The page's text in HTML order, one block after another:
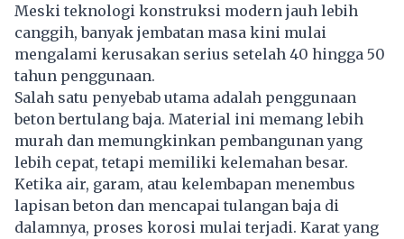
Meski teknologi konstruksi modern jauh lebih
canggih, banyak jembatan masa kini mulai
mengalami kerusakan serius setelah 40 hingga 50
tahun penggunaan.
Salah satu penyebab utama adalah penggunaan
beton bertulang baja. Material ini memang lebih
murah dan memungkinkan pembangunan yang
lebih cepat, tetapi memiliki kelemahan besar.
Ketika air, garam, atau kelembapan menembus
lapisan beton dan mencapai tulangan baja di
dalamnya, proses korosi mulai terjadi. Karat yang